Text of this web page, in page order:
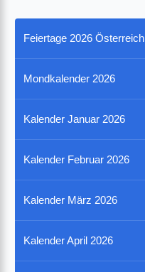
Feiertage 2026 Österreich
Mondkalender 2026
Kalender Januar 2026
Kalender Februar 2026
Kalender März 2026
Kalender April 2026